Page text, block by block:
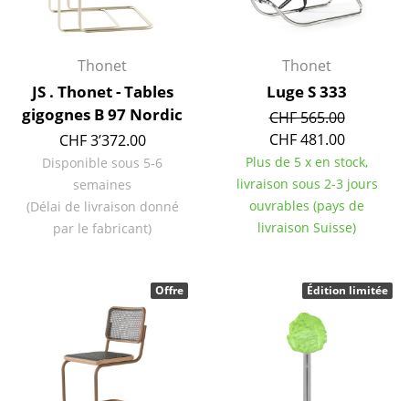
Espaces
Maison
Salon et Salle de séjour
Cuisine & Salle à manger
Chambre à coucher
Chambre enfant
Bureau
Entrée & Couloir
Salle de Bain
Cellier & Buanderie
Jardin & Balcon
Thonet
JS . Thonet - Tables
gigognes B 97 Nordic
CHF 3’372.00
Disponible sous 5-6
semaines
(Délai de livraison donné
par le fabricant)
Thonet
Luge S 333
CHF 565.00
CHF 481.00
Plus de 5 x en stock,
livraison sous 2-3 jours
ouvrables (pays de
livraison Suisse)
Offre Édition limitée